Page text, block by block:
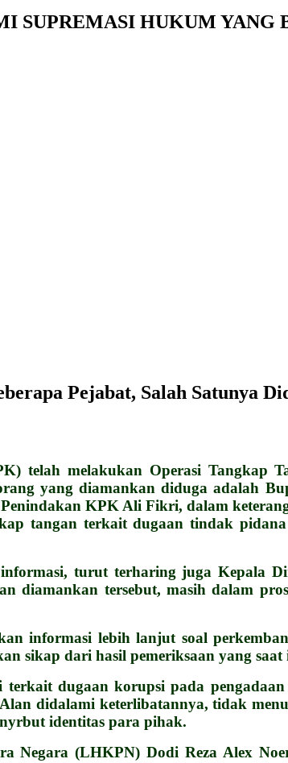
SUPREMASI HUKUM YANG
Pejabat, Salah Satunya
telah melakukan Operasi Tangkap
yang diamankan diduga adalah
KPK Ali Fikri, dalam
tangan terkait dugaan tindak
turut terharing juga Kepala
diamankan tersebut, masih dalam
informasi lebih lanjut soal
sikap dari hasil pemeriksaan yang
dugaan korupsi pada
didalami keterlibatannya, tidak
identitas para pihak.
Negara (LHKPN) Dodi Reza Alex